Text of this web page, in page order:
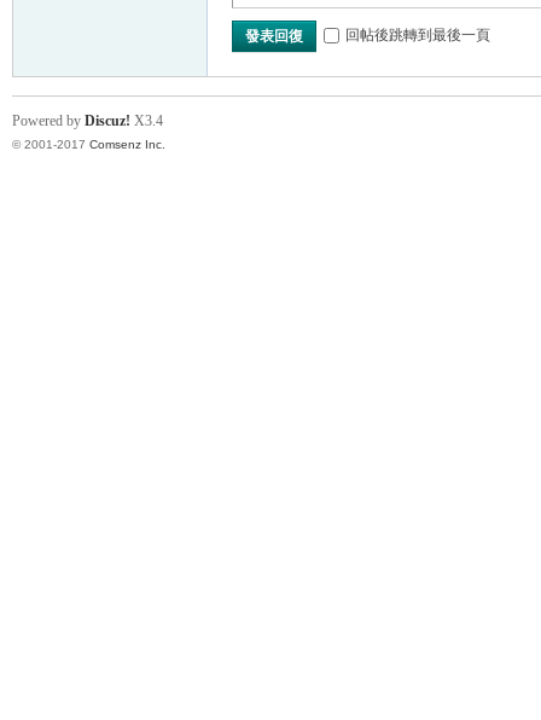
發表回復 回帖後跳轉到最後一頁
Powered by Discuz! X3.4
© 2001-2017 Comsenz Inc.